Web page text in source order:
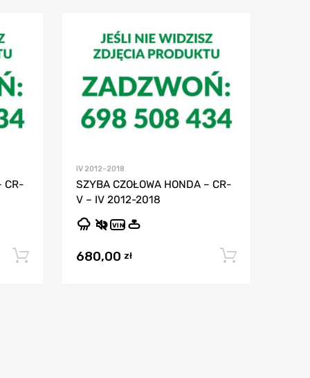
CR-
Dodaj do koszyka
IV 2012-2018
SZYBA CZOŁOWA HONDA – CR-
V – IV 2012-2018
VIN
680,00 zł